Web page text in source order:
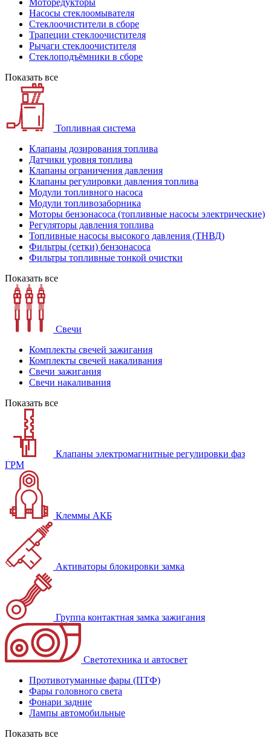
Моторедукторы
Насосы стеклоомывателя
Стеклоочистители в сборе
Трапеции стеклоочистителя
Рычаги стеклоочистителя
Стеклоподъёмники в сборе
Показать все
Топливная система
Клапаны дозирования топлива
Датчики уровня топлива
Клапаны ограничения давления
Клапаны регулировки давления топлива
Модули топливного насоса
Модули топливозаборника
Моторы бензонасоса (топливные насосы электрические)
Регуляторы давления топлива
Топливные насосы высокого давления (ТНВД)
Фильтры (сетки) бензонасоса
Фильтры топливные тонкой очистки
Показать все
Свечи
Комплекты свечей зажигания
Комплекты свечей накаливания
Свечи зажигания
Свечи накаливания
Показать все
Клапаны электромагнитные регулировки фаз
ГРМ
Клеммы АКБ
Активаторы блокировки замка
Группа контактная замка зажигания
Светотехника и автосвет
Противотуманные фары (ПТФ)
Фары головного света
Фонари задние
Лампы автомобильные
Показать все